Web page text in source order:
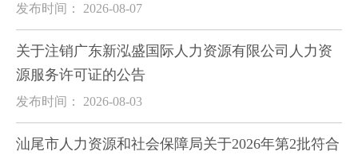
发布时间： 2026-08-07
关于注销广东新泓盛国际人力资源有限公司人力资
源服务许可证的公告
发布时间： 2026-08-03
汕尾市人力资源和社会保障局关于2026年第2批符合